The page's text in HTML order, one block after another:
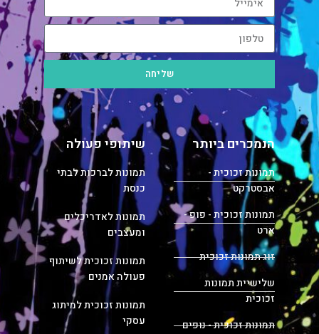
שליחה
הנמכרים ביותר
תמונות זכוכית -
אבסטרקט
תמונות זכוכית - פופ -
ארט
זוג תמונות זכוכית
שלישיית תמונות
זכוכית
תמונות זכוכית - נופים
שיתופי פעולה
תמונות לברכות לבתי
כנסת
תמונות לאדריכלים
ומעצבים
תמונות זכוכית לשיתוף
פעולה אמנים
תמונות זכוכית למיתוג
עסקי